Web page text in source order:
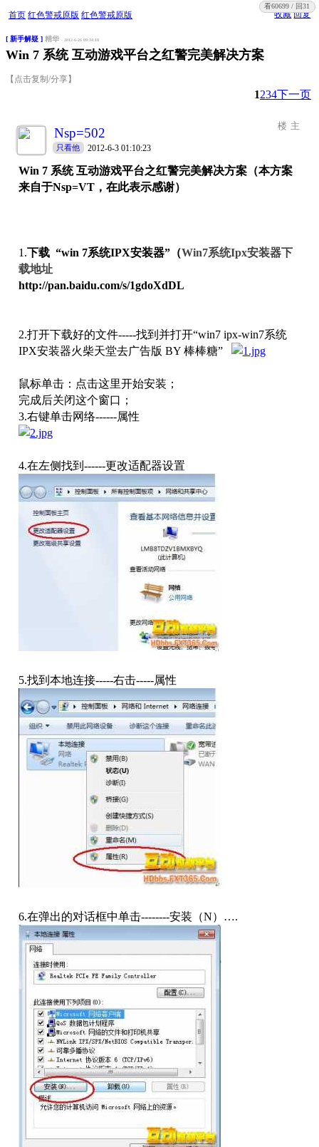
首页 红色警戒原版 红色警戒原版 收藏 回复
[ 新手解疑 ] 精华 - 2012-6-26 09:34:18
Win 7 系统 互动游戏平台之红警完美解决方案
【点击复制/分享】
看60699 / 回31
1234下一页
楼主
Nsp=502
只看他 2012-6-3 01:10:23
Win 7 系统 互动游戏平台之红警完美解决方案（本方案
来自于Nsp=VT，在此表示感谢）
1.下载 “win 7系统IPX安装器”（Win7系统Ipx安装器下
载地址
http://pan.baidu.com/s/1gdoXdDL
2.打开下载好的文件-----找到并打开“win7 ipx-win7系统
IPX安装器火柴天堂去广告版 BY 棒棒糖”
鼠标单击：点击这里开始安装；
完成后关闭这个窗口；
3.右键单击网络------属性
4.在左侧找到 ------更改适配器设置
5.找到本地连接-----右击-----属性
6.在弹出的对话框中单击--------安装（N） ….